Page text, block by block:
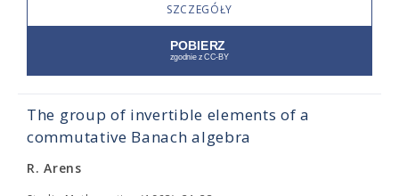
SZCZEGÓŁY
The group of invertible elements of a
commutative Banach algebra
R. Arens